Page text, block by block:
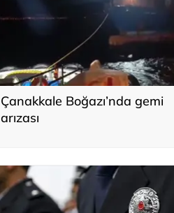
Çanakkale Boğazı’nda gemi
arızası